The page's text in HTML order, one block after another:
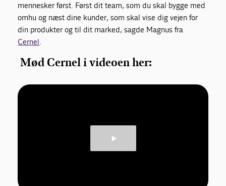
mennesker først. Først dit team, som du skal bygge med
omhu og næst dine kunder, som skal vise dig vejen for
din produkter og til dit marked, sagde Magnus fra
Cernel.
Mød Cernel i videoen her: